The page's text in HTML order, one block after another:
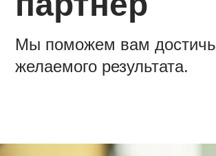
Мы поможем вам достичь
желаемого результата.